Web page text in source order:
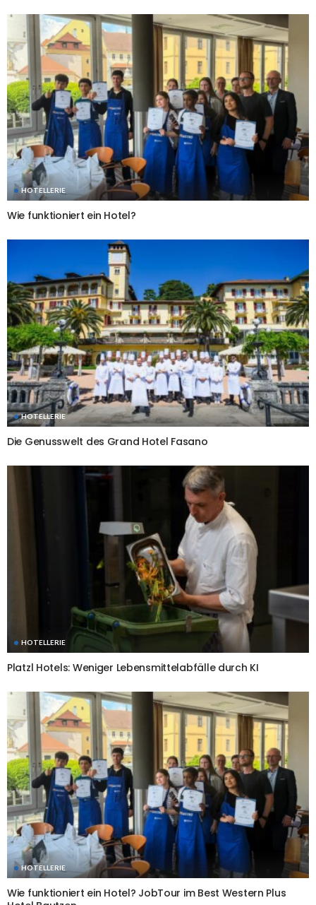
HOTELLERIE
Wie funktioniert ein Hotel?
HOTELLERIE
Die Genusswelt des Grand Hotel Fasano
HOTELLERIE
Platzl Hotels: Weniger Lebensmittelabfälle durch KI
HOTELLERIE
Wie funktioniert ein Hotel? JobTour im Best Western Plus